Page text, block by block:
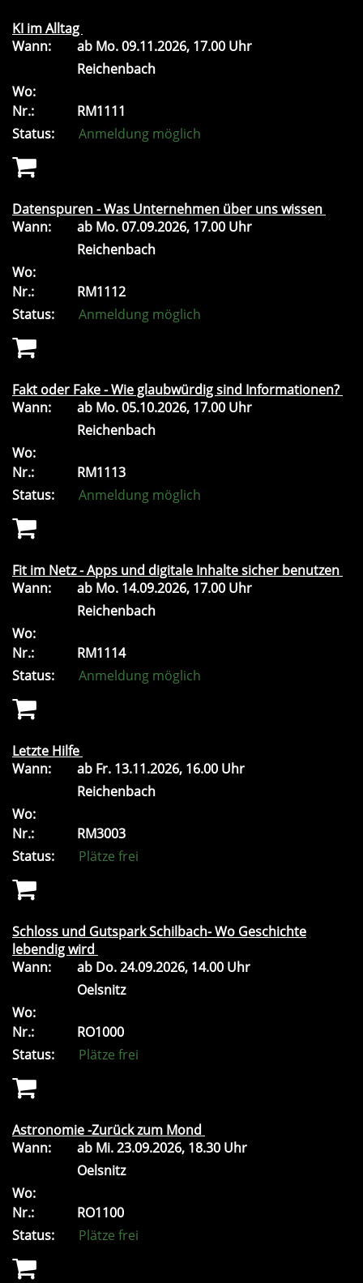
KI im Alltag
Wann:
ab Mo.09.11.2026, 17.00 Uhr
Reichenbach
Wo:
Nr.:
RM1111
Status:
Anmeldung möglich
Datenspuren - Was Unternehmen über uns wissen
Wann:
ab Mo.07.09.2026, 17.00 Uhr
Reichenbach
Wo:
Nr.:
RM1112
Status:
Anmeldung möglich
Fakt oder Fake - Wie glaubwürdig sind Informationen?
Wann:
ab Mo.05.10.2026, 17.00 Uhr
Reichenbach
Wo:
Nr.:
RM1113
Status:
Anmeldung möglich
Fit im Netz - Apps und digitale Inhalte sicher benutzen
Wann:
ab Mo. 14.09.2026, 17.00 Uhr
Reichenbach
Wo:
Nr.:
RM1114
Status:
Anmeldung möglich
Letzte Hilfe
Wann:
ab Fr. 13.11.2026, 16.00 Uhr
Reichenbach
Wo:
Nr.:
RM3003
Status:
Plätze frei
Schloss und Gutspark Schilbach- Wo Geschichte
lebendig wird
Wann:
ab Do.24.09.2026, 14.00 Uhr
Oelsnitz
Wo:
Nr.:
RO1000
Status:
Plätze frei
Astronomie -Zurück zum Mond
Wann:
ab Mi.23.09.2026, 18.30 Uhr
Oelsnitz
Wo:
Nr.:
RO1100
Status:
Plätze frei